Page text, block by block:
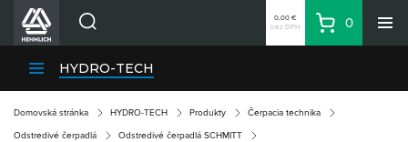
Divízie HENNLICH
0,00 €
bez DPH
Košík
0
HYDRO-TECH
Domovská stránka HYDRO-TECH Produkty Čerpacia technika
Odstredivé čerpadlá Odstredivé čerpadlá SCHMITT